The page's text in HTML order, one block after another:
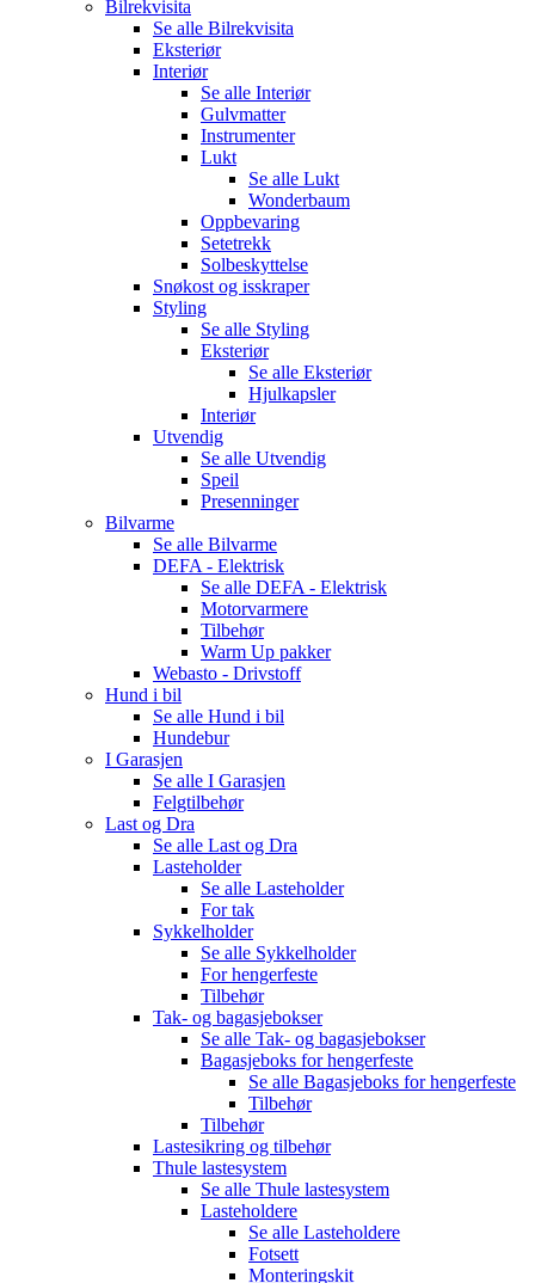
Bilrekvisita
Se alle Bilrekvisita
Eksteriør
Interiør
Se alle Interiør
Gulvmatter
Instrumenter
Lukt
Se alle Lukt
Wonderbaum
Oppbevaring
Setetrekk
Solbeskyttelse
Snøkost og isskraper
Styling
Se alle Styling
Eksteriør
Se alle Eksteriør
Hjulkapsler
Interiør
Utvendig
Se alle Utvendig
Speil
Presenninger
Bilvarme
Se alle Bilvarme
DEFA - Elektrisk
Se alle DEFA - Elektrisk
Motorvarmere
Tilbehør
Warm Up pakker
Webasto - Drivstoff
Hund i bil
Se alle Hund i bil
Hundebur
I Garasjen
Se alle I Garasjen
Felgtilbehør
Last og Dra
Se alle Last og Dra
Lasteholder
Se alle Lasteholder
For tak
Sykkelholder
Se alle Sykkelholder
For hengerfeste
Tilbehør
Tak- og bagasjebokser
Se alle Tak- og bagasjebokser
Bagasjeboks for hengerfeste
Se alle Bagasjeboks for hengerfeste
Tilbehør
Tilbehør
Lastesikring og tilbehør
Thule lastesystem
Se alle Thule lastesystem
Lasteholdere
Se alle Lasteholdere
Fotsett
Monteringskit